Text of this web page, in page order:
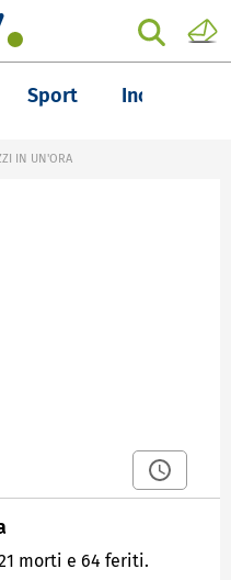
Sport Inchieste
IN UN'ORA
morti e 64 feriti.